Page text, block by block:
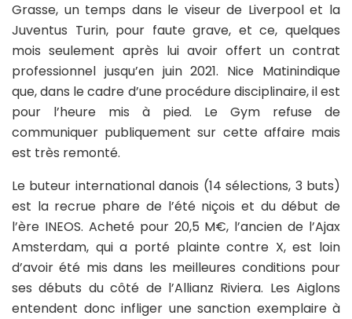
Grasse, un temps dans le viseur de Liverpool et la
Juventus Turin, pour faute grave, et ce, quelques
mois seulement après lui avoir offert un contrat
professionnel jusqu’en juin 2021. Nice Matinindique
que, dans le cadre d’une procédure disciplinaire, il est
pour l’heure mis à pied. Le Gym refuse de
communiquer publiquement sur cette affaire mais
est très remonté.
Le buteur international danois (14 sélections, 3 buts)
est la recrue phare de l’été niçois et du début de
l’ère INEOS. Acheté pour 20,5 M€, l’ancien de l’Ajax
Amsterdam, qui a porté plainte contre X, est loin
d’avoir été mis dans les meilleures conditions pour
ses débuts du côté de l’Allianz Riviera. Les Aiglons
entendent donc infliger une sanction exemplaire à